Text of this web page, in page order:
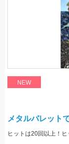
NEW
メタルバレット